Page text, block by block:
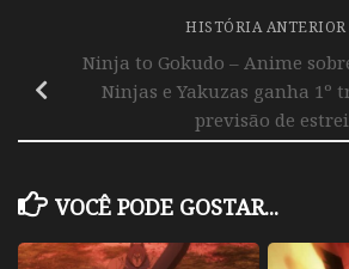
HISTÓRIA ANTERIOR
Ninja to Gokudo – Anime
Ninjas e Yakuzas ganha 1º
previsão de
VOCÊ PODE GOSTAR...